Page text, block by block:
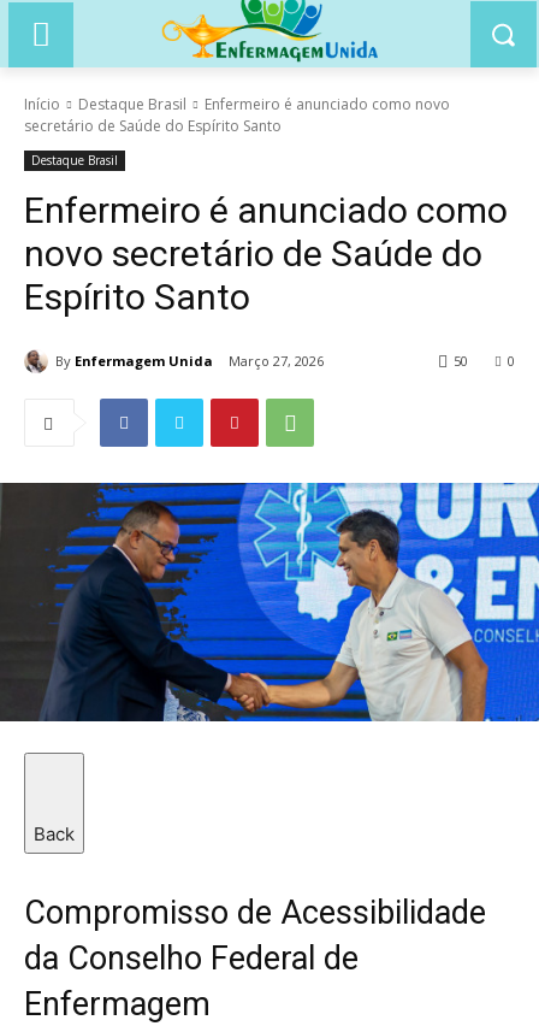
Início Destaque Brasil
Enfermeiro é anunciado como novo
secretário de Saúde do Espírito Santo
Destaque Brasil
Enfermeiro é anunciado como
novo secretário de Saúde do
Espírito Santo
By Enfermagem Unida Março 27, 2026 0
50
Back
Compromisso de Acessibilidade
da Conselho Federal de
Enfermagem